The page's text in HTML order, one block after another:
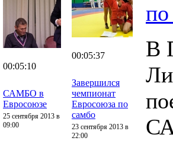
00:05:10
САМБО в
Евросоюзе
25 сентября 2013 в
09:00
00:05:37
Завершился
чемпионат
Евросоюза по
самбо
23 сентября 2013 в
22:00
В